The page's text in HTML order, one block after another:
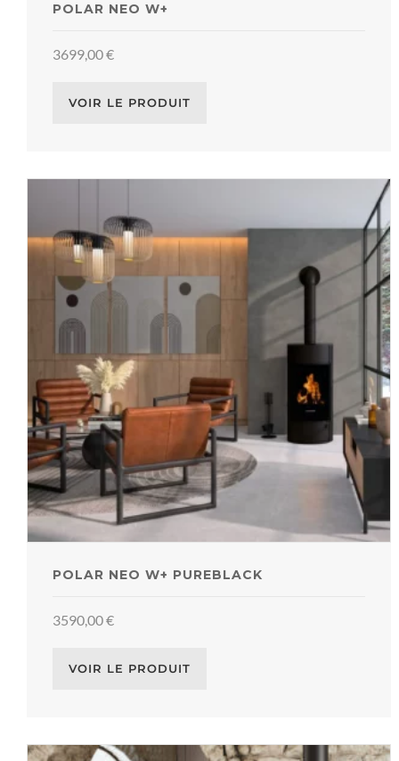
POLAR NEO W+
3699,00€
VOIR LE PRODUIT
POLAR NEO W+ PUREBLACK
3590,00€
VOIR LE PRODUIT